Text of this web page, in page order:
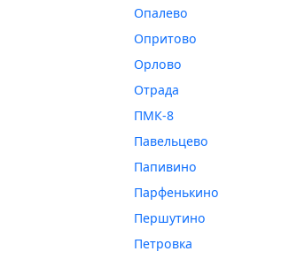
Опалево
Опритово
Орлово
Отрада
ПМК-8
Павельцево
Папивино
Парфенькино
Першутино
Петровка